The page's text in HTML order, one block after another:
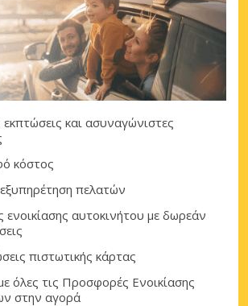
και ασυναγώνιστες
κόστος
εξυπηρέτηση πελατών
αυτοκινήτου με δωρεάν
πιστωτικής κάρτας
όλες τις Προσφορές Ενοικίασης
στην αγορά